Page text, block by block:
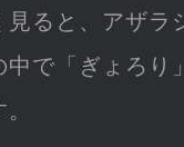
見ると、アザラ
中で「ぎょろり